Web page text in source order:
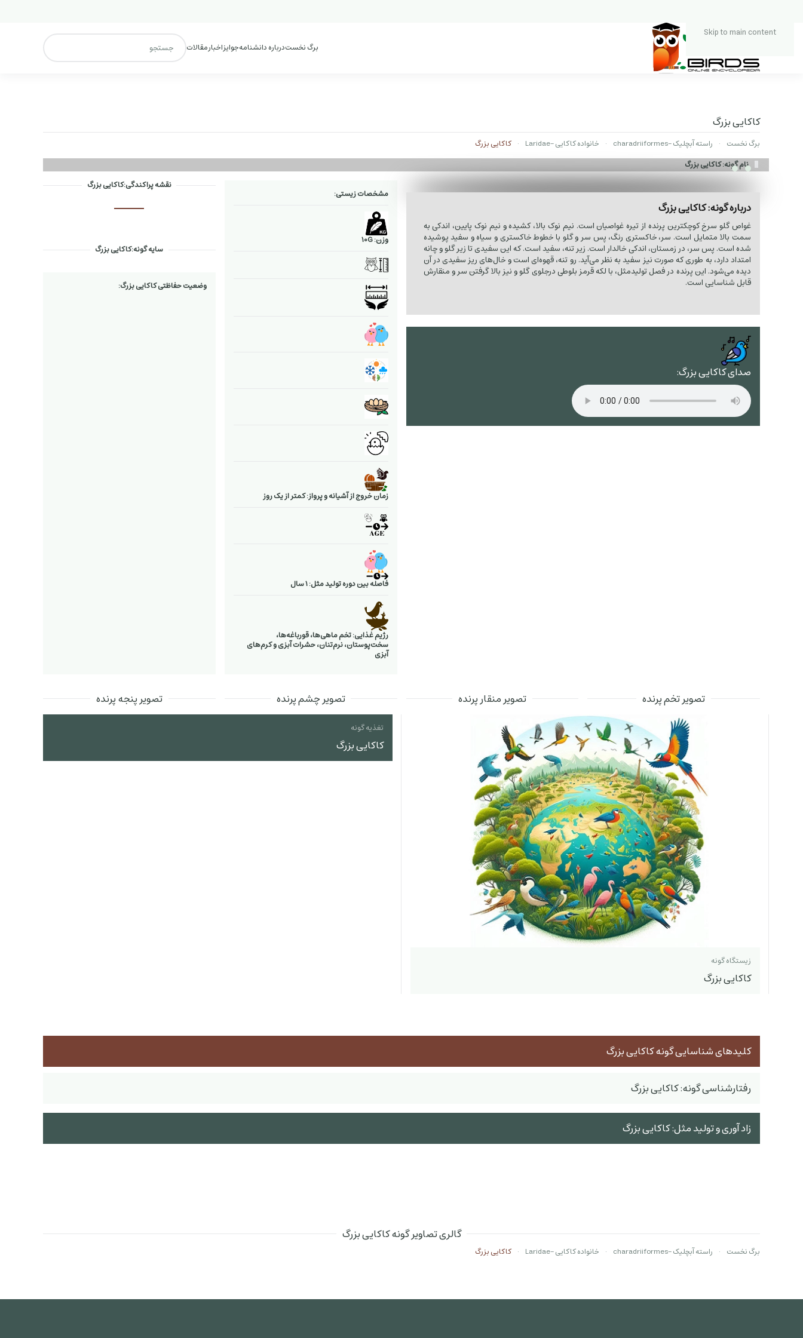
Skip to main content
برگ نخستدرباره دانشنامهجوایزاخبارمقالات
کاکایی بزرگ
برگ نخست راسته آبچلیک -charadriiformes خانواده کاکایی -Laridae
کاکایی بزرگ
نام گونه: کاکایی بزرگ
درباره گونه: کاکایی بزرگ
غواص گلو سرخ کوچکترین پرنده از تیره غواصیان است. نیم نوک بالا، کشیده و نیم نوک پایین، اندکی به
سمت بالا متمایل است. سر، خاکستری رنگ، پس سر و گلو با خطوط خاکستری و سیاه و سفید پوشیده
شده است. پس سر، در زمستان، اندکی خالدار است. زیر تنه، سفید است. که این سفیدی تا زیر گلو و چانه
امتداد دارد، به طوری که صورت نیز سفید به نظر می‌آید. رو تنه، قهوه‌ای است و خال‌های ریز سفیدی در آن
دیده می‌شود. این پرنده در فصل تولیدمثل، با لکه قرمز بلوطی درجلوی گلو و نیز بالا گرفتن سر و منقارش
قابل شناسایی است.
صدای کاکایی بزرگ:
مشخصات زیستی:
وزن: 10G
زمان خروج از آشیانه و پرواز: کمتر از یک روز
فاصله بین دوره تولید مثل: 1 سال
رژیم غذایی: تخم ماهی‌ها، قورباغه‌ها،
سخت‌پوستان، نرم‌تنان، حشرات آبزی و كرم‌های
آبزی
نقشه پراکندگی:کاکایی بزرگ
سایه گونه:کاکایی بزرگ
وضعیت حفاظتی کاکایی بزرگ:
تصویر تخم پرنده تصویر منقار پرنده تصویر چشم پرنده تصویر پنجه پرنده
زیستگاه گونه
کاکایی بزرگ
تغذیه گونه
کاکایی بزرگ
کلیدهای شناسایی گونه کاکایی بزرگ
رفتارشناسی گونه: کاکایی بزرگ
زاد آوری و تولید مثل: کاکایی بزرگ
گالری تصاویر گونه کاکایی بزرگ
برگ نخست راسته آبچلیک -charadriiformes خانواده کاکایی -Laridae کاکایی بزرگ